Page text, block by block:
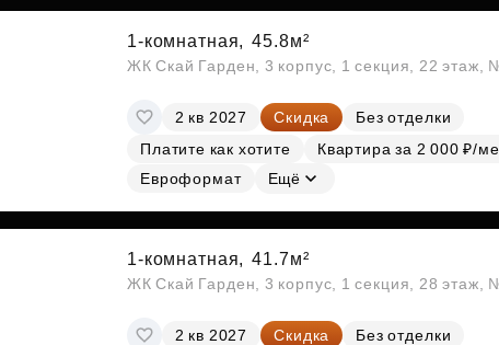
1-комнатная, 45.8м²
ЖК Скай Гарден, 3 корпус, 1 секция, 22 этаж,
2 кв 2027 Скидка
Без отделки
Платите как хотите
Квартира за 2 000 ₽/
Евроформат
Ещё
1-комнатная, 41.7м²
ЖК Скай Гарден, 3 корпус, 1 секция, 28 этаж,
2 кв 2027 Скидка
Без отделки